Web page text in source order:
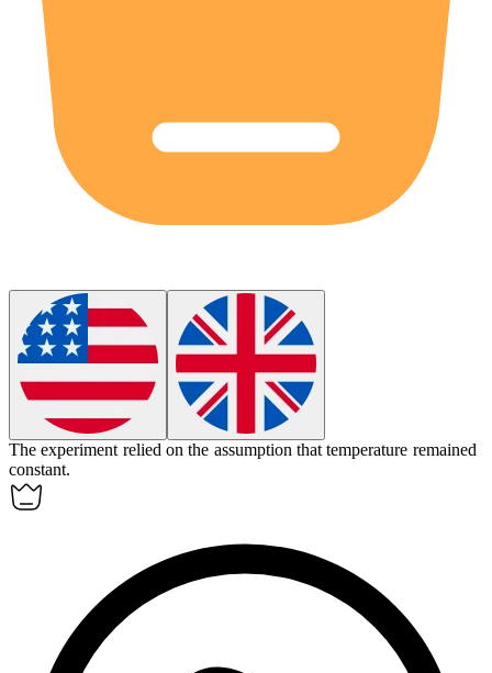
The experiment relied on the assumption that temperature remained
constant.